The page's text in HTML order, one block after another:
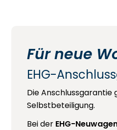
Für neue
EHG-
Die
Selbstbeteiligung.
Bei der EHG-